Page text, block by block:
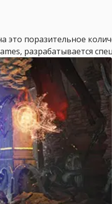
поразительное
разрабатывается